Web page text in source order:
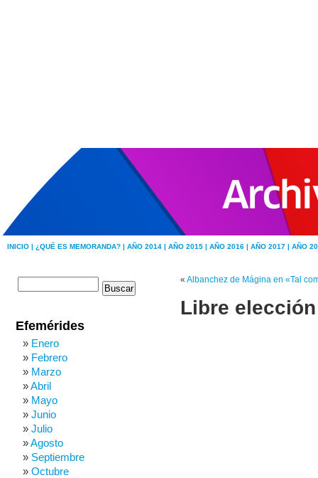
INICIO | ¿QUÉ ES MEMORANDA? | AÑO 2014 | AÑO 2015 | AÑO 2016 | AÑO 2017 | AÑO
« Albanchez de Mágina en «Tal
Libre
Efemérides
Enero
Febrero
Marzo
Abril
Mayo
Junio
Julio
Agosto
Septiembre
Octubre